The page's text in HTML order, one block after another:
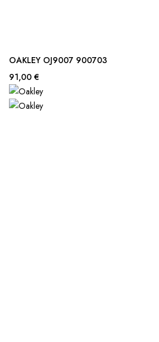
OAKLEY OJ9007 900703
91,00 €